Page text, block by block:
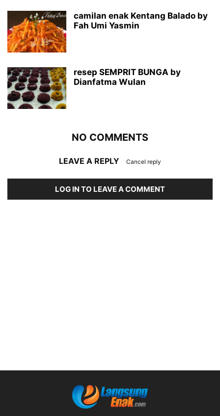
camilan enak Kentang Balado by
Fah Umi Yasmin
resep SEMPRIT BUNGA by
Dianfatma Wulan
NO COMMENTS
LEAVE A REPLY Cancel reply
LOG IN TO LEAVE A COMMENT